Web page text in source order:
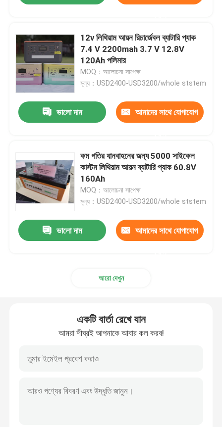
আমাদের সম্পর্কে
পরিচিতি
পণ্য
12V lifepo4 ব্যাটারি
48V Lifepo4 ব্যাটারি
RV Lifepo4 ব্যাটারি
12v লিথিয়াম আয়ন রিচার্জেবল ব্যাটারি প্যাক
7.4 V 2200mah 3.7 V 12.8V
120Ah পলিমার
MOQ：আলোচনা সাপেক্ষ
মূল্য：USD2400-USD3200/whole ststem
ভালো দাম আমাদের সাথে যোগাযোগ
কম গতির যানবাহনের জন্য 5000 সাইকেল
কাস্টম লিথিয়াম আয়ন ব্যাটারি প্যাক 60.8V
160Ah
MOQ：আলোচনা সাপেক্ষ
মূল্য：USD2400-USD3200/whole ststem
ভালো দাম আমাদের সাথে যোগাযোগ
আরো দেখুন
একটি বার্তা রেখে যান
আমরা শীঘ্রই আপনাকে আবার কল করব!